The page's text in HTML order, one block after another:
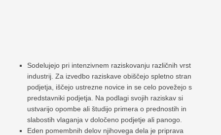
Sodelujejo pri intenzivnem raziskovanju različnih vrst
industrij. Za izvedbo raziskave obiščejo spletno stran
podjetja, iščejo ustrezne novice in se celo povežejo s
predstavniki podjetja. Na podlagi svojih raziskav si
ustvarijo opombe ali študijo primera o prednostih in
slabostih vlaganja v določeno podjetje ali panogo.
Eden pomembnih delov njihovega dela je priprava